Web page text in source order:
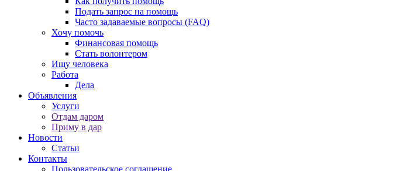
Подать запрос на помощь
Часто задаваемые вопросы (FAQ)
Хочу помочь
Финансовая помощь
Стать волонтером
Ищу человека
Работа
Дела
Объявления
Услуги
Отдам даром
Приму в дар
Новости
Статьи
Контакты
Пользовательское соглашение